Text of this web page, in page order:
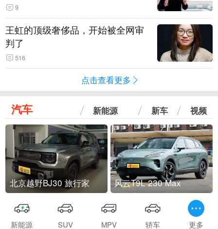
9
王虹的顶级奢侈品，开始被全网审
判了
516
点击查看更多
汽车 新能源 新车 视频
北京越野BJ30 旅行家 风云T9L 230 Max
新能源 SUV MPV 轿车 更多